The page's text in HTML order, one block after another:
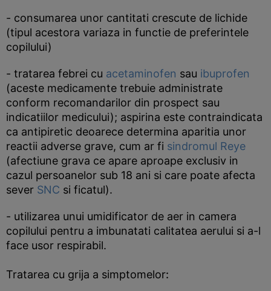
- consumarea unor cantitati crescute de lichide
(tipul acestora variaza in functie de preferintele
copilului)
- tratarea febrei cu acetaminofen sau ibuprofen
(aceste medicamente trebuie administrate
conform recomandarilor din prospect sau
indicatiilor medicului); aspirina este contraindicata
ca antipiretic deoarece determina aparitia unor
reactii adverse grave, cum ar fi sindromul Reye
(afectiune grava ce apare aproape exclusiv in
cazul persoanelor sub 18 ani si care poate afecta
sever SNC si ficatul).
- utilizarea unui umidificator de aer in camera
copilului pentru a imbunatati calitatea aerului si a-l
face usor respirabil.
Tratarea cu grija a simptomelor: